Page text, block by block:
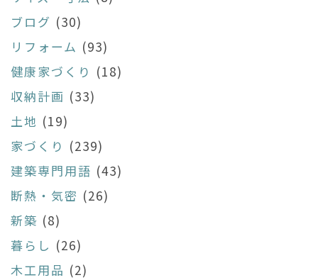
ブログ (30)
リフォーム (93)
健康家づくり (18)
収納計画 (33)
土地 (19)
家づくり (239)
建築専門用語 (43)
断熱・気密 (26)
新築 (8)
暮らし (26)
木工用品 (2)